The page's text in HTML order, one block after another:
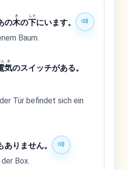
の木
き
の下
した
にいます。
Baum.
気
き
のスイッチがある。
Tür befindet sich ein
ありません。
Box.